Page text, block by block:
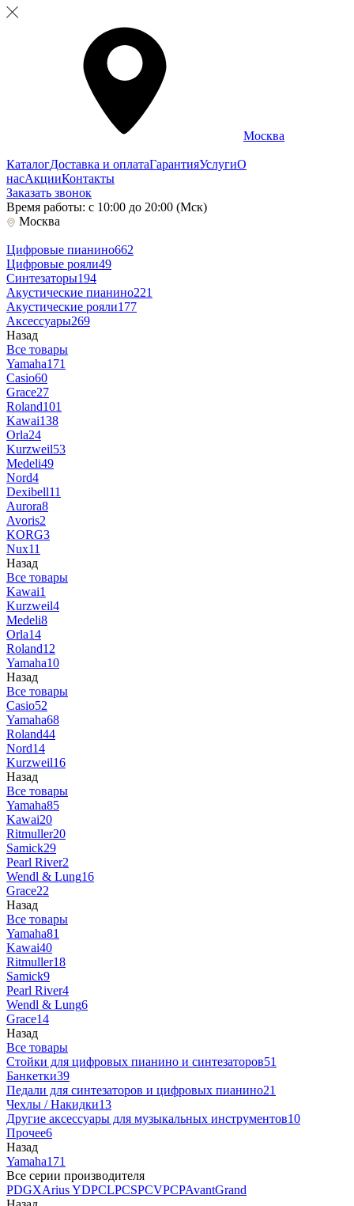
Москва
КаталогДоставка и оплатаГарантияУслугиО
насАкцииКонтакты
Заказать звонок
Время работы: с 10:00 до 20:00 (Мск)
Москва
Цифровые пианино662
Цифровые рояли49
Синтезаторы194
Акустические пианино221
Акустические рояли177
Аксессуары269
Назад
Все товары
Yamaha171
Casio60
Grace27
Roland101
Kawai138
Orla24
Kurzweil53
Medeli49
Nord4
Dexibell11
Aurora8
Avoris2
KORG3
Nux11
Назад
Все товары
Kawai1
Kurzweil4
Medeli8
Orla14
Roland12
Yamaha10
Назад
Все товары
Casio52
Yamaha68
Roland44
Nord14
Kurzweil16
Назад
Все товары
Yamaha85
Kawai20
Ritmuller20
Samick29
Pearl River2
Wendl & Lung16
Grace22
Назад
Все товары
Yamaha81
Kawai40
Ritmuller18
Samick9
Pearl River4
Wendl & Lung6
Grace14
Назад
Все товары
Стойки для цифровых пианино и синтезаторов51
Банкетки39
Педали для синтезаторов и цифровых пианино21
Чехлы / Накидки13
Другие аксессуары для музыкальных инструментов10
Прочее6
Назад
Yamaha171
Все серии производителя
PDGXArius YDPCLPCSPCVPCPAvantGrand